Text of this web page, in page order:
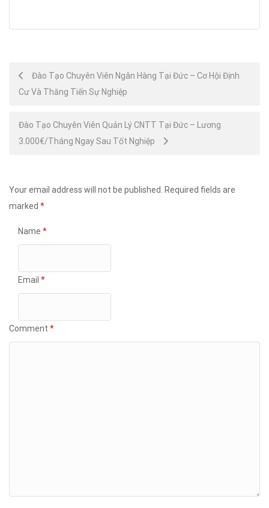
Post
navigation
Đào Tạo Chuyên Viên Ngân Hàng Tại Đức – Cơ Hội Định
Cư Và Thăng Tiến Sự Nghiệp
Đào Tạo Chuyên Viên Quản Lý CNTT Tại Đức – Lương
3.000€/Tháng Ngay Sau Tốt Nghiệp
Your email address will not be published.
Required fields are
marked *
Name *
Email *
Comment *